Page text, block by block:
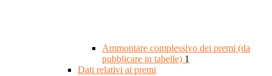
Ammontare complessivo dei premi (da
pubblicare in tabelle) 1
Dati relativi ai premi